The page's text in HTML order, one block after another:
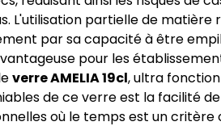
L'utilisation partielle de
par sa capacité à être
pour les
verre AMELIA 19cl, ultra
de ce verre est la
où le temps est un